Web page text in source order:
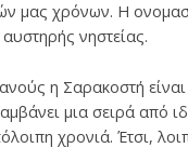
μας χρόνων. Η
νηστείας.
η Σαρακοστή
μια σειρά από
χρονιά. Έτσι,